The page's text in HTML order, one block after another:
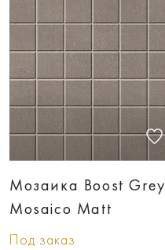
Мозаика Boost Grey
Mosaico Matt
Под заказ